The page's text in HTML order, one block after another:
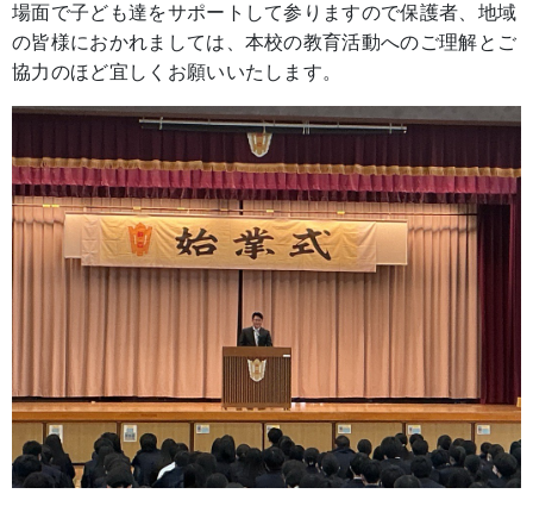
場面で子ども達をサポートして参りますので保護者、地域
の皆様におかれましては、本校の教育活動へのご理解とご
協力のほど宜しくお願いいたします。